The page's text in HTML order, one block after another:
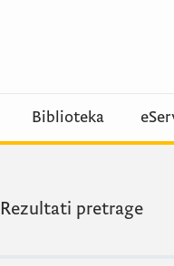
Biblioteka
Rezultati pretrage